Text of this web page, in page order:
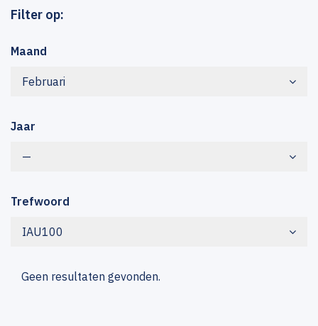
Filter op:
Maand
Februari
Jaar
—
Trefwoord
IAU100
Geen resultaten gevonden.